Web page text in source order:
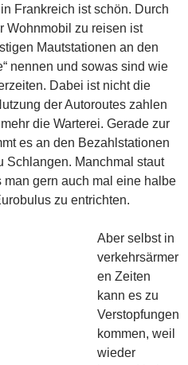
Frankreich ist schön. Durch
Wohnmobil zu reisen ist
Mautstationen an den
nennen und sowas sind wie
Dabei ist nicht die
der Autoroutes zahlen
die Warterei. Gerade zur
es an den Bezahlstationen
Schlangen. Manchmal staut
man gern auch mal eine halbe
zu entrichten.
Aber selbst in
verkehrsärmer
en Zeiten
kann es zu
Verstopfungen
kommen, weil
wieder